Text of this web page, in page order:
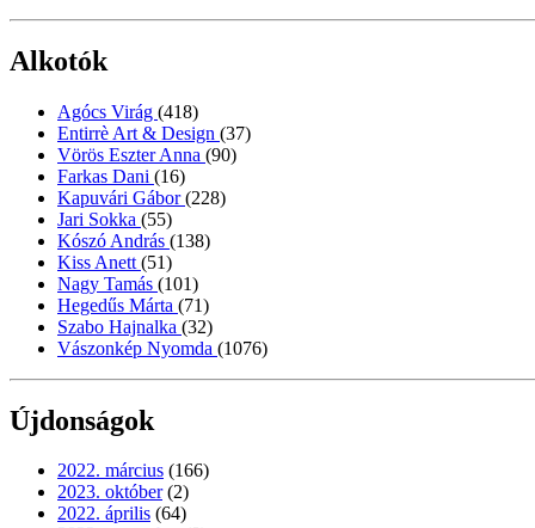
Alkotók
Agócs Virág (418)
Entirrè Art & Design (37)
Vörös Eszter Anna (90)
Farkas Dani (16)
Kapuvári Gábor(228)
Jari Sokka (55)
Kószó András (138)
Kiss Anett (51)
Nagy Tamás (101)
Hegedűs Márta (71)
Szabo Hajnalka (32)
Vászonkép Nyomda (1076)
Újdonságok
2022. március (166)
2023. október (2)
2022. április (64)